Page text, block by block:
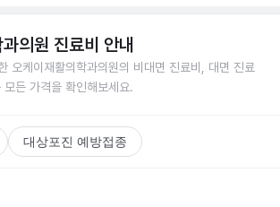
의원 진료비 안내
오케이재활의학과의원의 비대면 진료비, 대면 진료
든 가격을 확인해보세요.
대상포진 예방접종